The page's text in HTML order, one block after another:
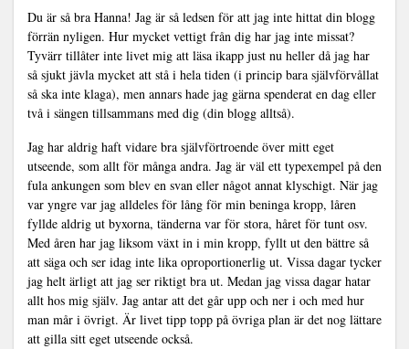
Du är så bra Hanna! Jag är så ledsen för att jag inte hittat din blogg
förrän nyligen. Hur mycket vettigt från dig har jag inte missat?
Tyvärr tillåter inte livet mig att läsa ikapp just nu heller då jag har
så sjukt jävla mycket att stå i hela tiden (i princip bara självförvållat
så ska inte klaga), men annars hade jag gärna spenderat en dag eller
två i sängen tillsammans med dig (din blogg alltså).
Jag har aldrig haft vidare bra självförtroende över mitt eget
utseende, som allt för många andra. Jag är väl ett typexempel på den
fula ankungen som blev en svan eller något annat klyschigt. När jag
var yngre var jag alldeles för lång för min beninga kropp, låren
fyllde aldrig ut byxorna, tänderna var för stora, håret för tunt osv.
Med åren har jag liksom växt in i min kropp, fyllt ut den bättre så
att säga och ser idag inte lika oproportionerlig ut. Vissa dagar tycker
jag helt ärligt att jag ser riktigt bra ut. Medan jag vissa dagar hatar
allt hos mig själv. Jag antar att det går upp och ner i och med hur
man mår i övrigt. Är livet tipp topp på övriga plan är det nog lättare
att gilla sitt eget utseende också.